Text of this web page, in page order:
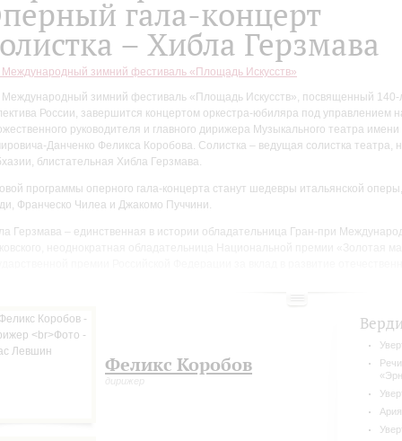
гала-концерт
– Хибла Герзмава
Международный зимний фестиваль «Площадь Искусств»
Международный зимний фестиваль «Площадь Искусств», посвященный 140-
России, завершится концертом оркестра-юбиляра под управлением
руководителя и главного дирижера Музыкального театра имени
Данченко Феликса Коробова. Солистка – ведущая солистка театра,
блистательная Хибла Герзмава.
программы оперного гала-концерта станут шедевры итальянской
Франческо Чилеа и Джакомо Пуччини.
Герзмава – единственная в истории обладательница Гран-при
в Валенсии, в Мариинском театре и в токийском Бунка Кайкан, в
Гарден в Лондоне и на сцене Метрополитен-опера, в Баварской
Феликс Коробов
дирижер